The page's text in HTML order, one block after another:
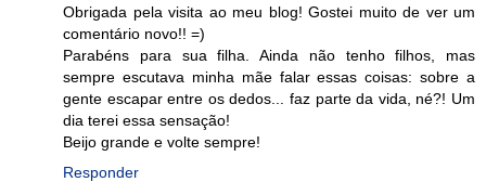
Obrigada pela visita ao meu blog! Gostei muito de ver um
comentário novo!! =)
Parabéns para sua filha. Ainda não tenho filhos, mas
sempre escutava minha mãe falar essas coisas: sobre a
gente escapar entre os dedos... faz parte da vida, né?! Um
dia terei essa sensação!
Beijo grande e volte sempre!
Responder